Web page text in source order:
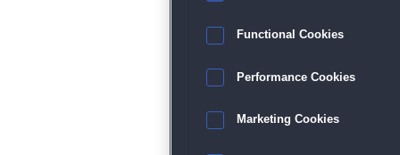
Functional Cookies
Performance Cookies
Marketing Cookies